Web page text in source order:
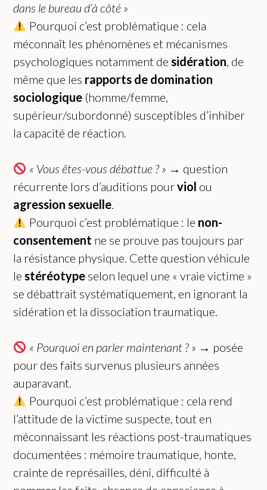
dans le bureau d’à côté »
Pourquoi c’est problématique : cela
méconnaît les phénomènes et mécanismes
psychologiques notamment de sidération, de
même que les rapports de domination
sociologique (homme/femme,
supérieur/subordonné) susceptibles d’inhiber
la capacité de réaction.
« Vous êtes-vous débattue ? » → question
récurrente lors d’auditions pourviol ou
agression sexuelle.
Pourquoi c’est problématique : le non-
consentement ne se prouve pas toujours par
la résistance physique. Cette question véhicule
le stéréotype selon lequel une « vraie victime »
se débattrait systématiquement, en ignorant la
sidération et la dissociation traumatique.
« Pourquoi en parler maintenant ? » → posée
pour des faits survenus plusieurs années
auparavant.
Pourquoi c’est problématique : cela rend
l’attitude de la victime suspecte, tout en
méconnaissant les réactions post-traumatiques
documentées : mémoire traumatique, honte,
crainte de représailles, déni, difficulté à